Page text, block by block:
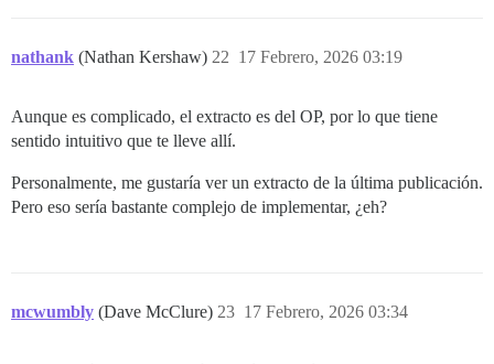
nathank (Nathan Kershaw) 17 Febrero, 2026 03:19
22
Aunque es complicado, el extracto es del OP, por lo que tiene
sentido intuitivo que te lleve allí.
Personalmente, me gustaría ver un extracto de la última publicación.
Pero eso sería bastante complejo de implementar, ¿eh?
mcwumbly (Dave McClure) 17 Febrero, 2026 03:34
23